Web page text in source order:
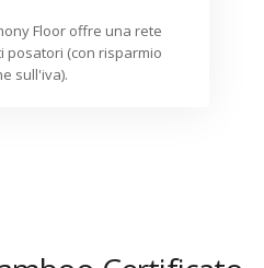
Floor offre una rete
posatori (con risparmio
sull'iva).